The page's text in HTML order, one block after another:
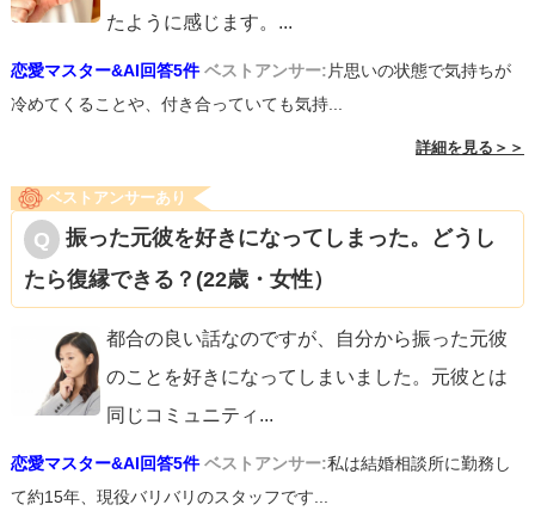
たように感じます。 ...
恋愛マスター&AI回答5件 ベストアンサー:片思いの状態で気持ちが
冷めてくることや、付き合っていても気持...
詳細を見る＞＞
ベストアンサーあり
振った元彼を好きになってしまった。どうし
たら復縁できる？(22歳・女性）
都合の良い話なのですが、自分から振った元彼
のことを好きになってしまいました。元彼とは
同じコミュニティ ...
恋愛マスター&AI回答5件 ベストアンサー:私は結婚相談所に勤務し
て約15年、現役バリバリのスタッフです...